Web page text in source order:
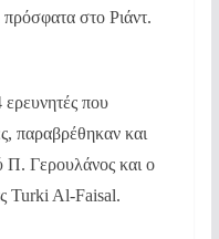
στο Ριάντ.
ερευνητές που
παραβρέθηκαν και
Π. Γερουλάνος και ο
Turki Al-Faisal.